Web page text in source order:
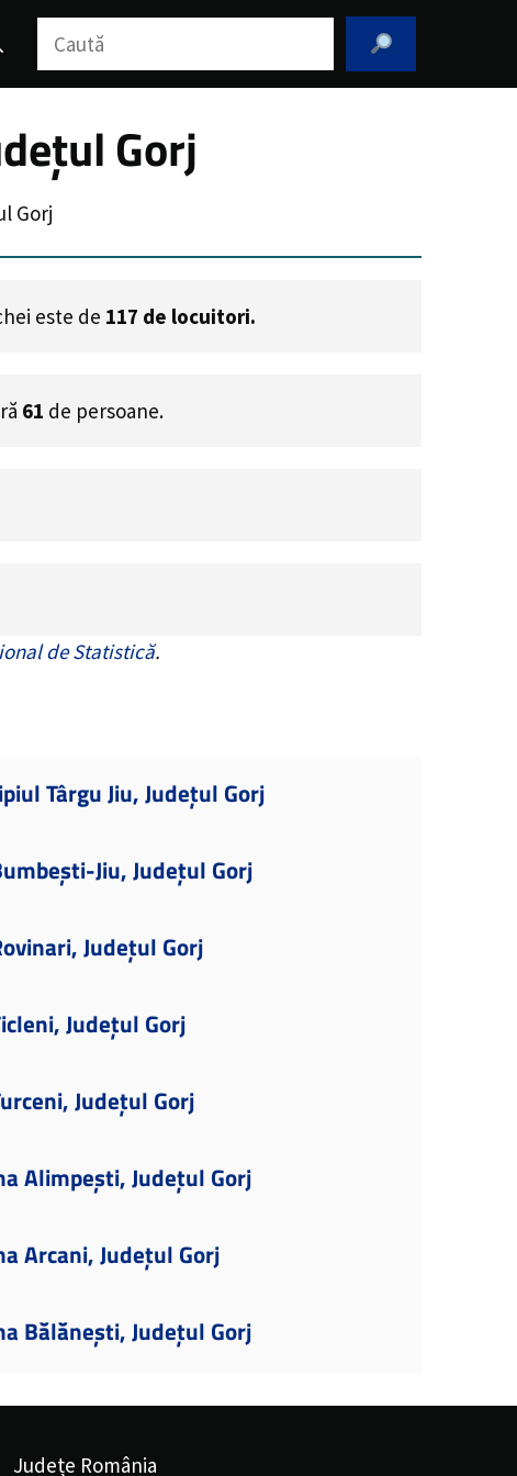
Caută
Gorj
Gorj
este de 117 de locuitori.
61 de persoane.
de Statistică.
Târgu Jiu, Județul Gorj
Jiu, Județul Gorj
Județul Gorj
Județul Gorj
Județul Gorj
Alimpești, Județul Gorj
Arcani, Județul Gorj
Bălănești, Județul Gorj
Județe România